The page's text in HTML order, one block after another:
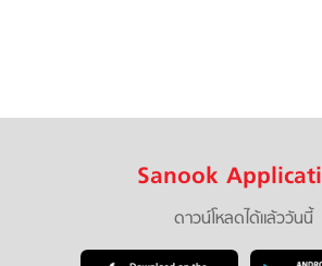
Sanook
ดาวน์โหลดได้แล้ววันนี้